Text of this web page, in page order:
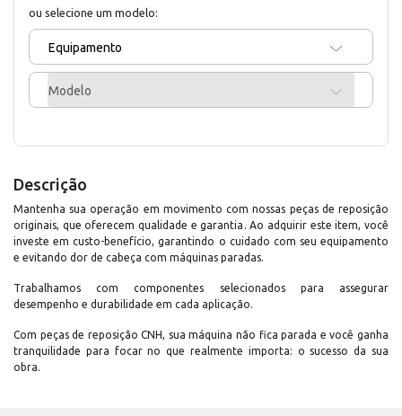
ou selecione um modelo:
Equipamento
Modelo
Descrição
Mantenha sua operação em movimento com nossas peças de reposição
originais, que oferecem qualidade e garantia. Ao adquirir este item, você
investe em custo-benefício, garantindo o cuidado com seu equipamento
e evitando dor de cabeça com máquinas paradas.
Trabalhamos com componentes selecionados para assegurar
desempenho e durabilidade em cada aplicação.
Com peças de reposição CNH, sua máquina não fica parada e você ganha
tranquilidade para focar no que realmente importa: o sucesso da sua
obra.